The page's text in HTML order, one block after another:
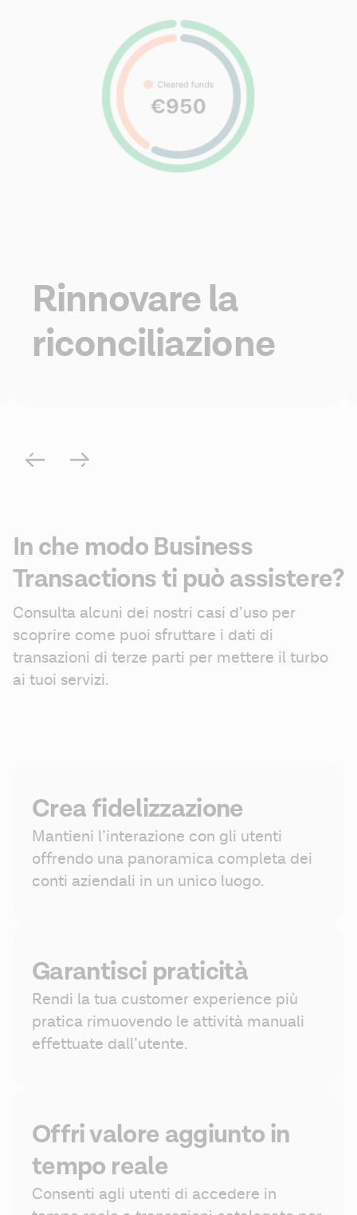
Rinnovare la
riconciliazione
In che modo Business
Transactions ti può assistere?
Consulta alcuni dei nostri casi d’uso per
scoprire come puoi sfruttare i dati di
transazioni di terze parti per mettere il turbo
ai tuoi servizi.
Crea fidelizzazione
Mantieni l’interazione con gli utenti
offrendo una panoramica completa dei
conti aziendali in un unico luogo.
Garantisci praticità
Rendi la tua customer experience più
pratica rimuovendo le attività manuali
effettuate dall’utente.
Offri valore aggiunto in
tempo reale
Consenti agli utenti di accedere in